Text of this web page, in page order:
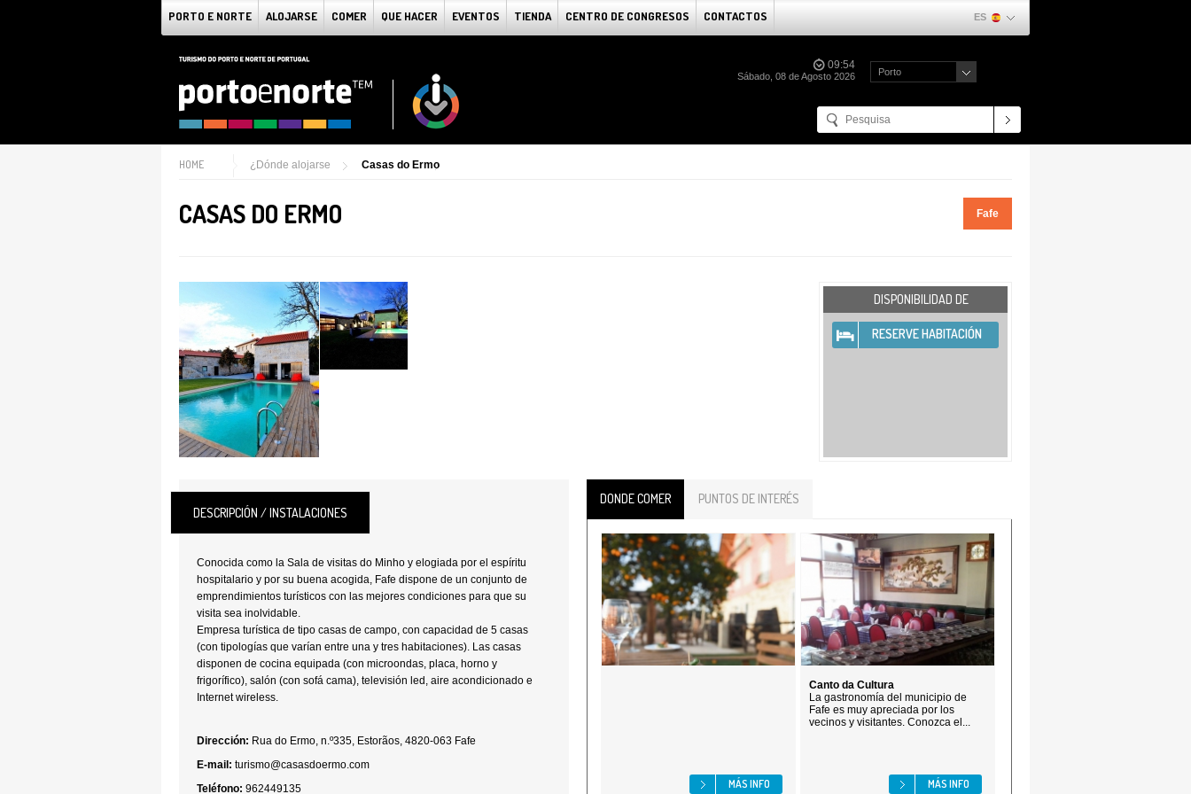
PORTO E NORTE ALOJARSE COMER QUE HACER EVENTOS TIENDA CENTRO DE CONGRESOS CONTACTOS ES
09:54
Sábado, 08 de Agosto 2026 Porto
HOME ¿Dónde alojarse Casas do Ermo
CASAS DO ERMO Fafe
DISPONIBILIDAD DE
RESERVE HABITACIÓN
DESCRIPCIÓN / INSTALACIONES
Conocida como la Sala de visitas do Minho y elogiada por el espíritu
hospitalario y por su buena acogida, Fafe dispone de un conjunto de
emprendimientos turísticos con las mejores condiciones para que su
visita sea inolvidable.
Empresa turística de tipo casas de campo, con capacidad de 5 casas
(con tipologías que varían entre una y tres habitaciones). Las casas
disponen de cocina equipada (con microondas, placa, horno y
frigorífico), salón (con sofá cama), televisión led, aire acondicionado e
Internet wireless.
Dirección: Rua do Ermo, n.º335, Estorãos, 4820-063 Fafe
E-mail: turismo@casasdoermo.com
Teléfono: 962449135
DONDE COMER PUNTOS DE INTERÉS
MÁS INFO
Canto da Cultura
La gastronomía del municipio de
Fafe es muy apreciada por los
vecinos y visitantes. Conozca el...
MÁS INFO